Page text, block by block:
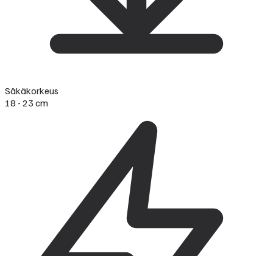
Säkäkorkeus
18 - 23 cm